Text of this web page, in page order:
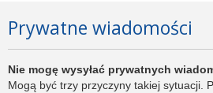
Prywatne wiadomości
Nie mogę wysyłać prywatnych
Mogą być trzy przyczyny takiej sytuacji.